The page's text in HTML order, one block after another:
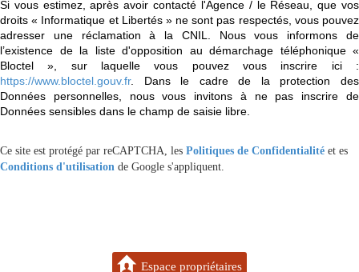
Si vous estimez, après avoir contacté l'Agence / le Réseau, que vos
droits « Informatique et Libertés » ne sont pas respectés, vous pouvez
adresser une réclamation à la CNIL. Nous vous informons de
l’existence de la liste d'opposition au démarchage téléphonique «
Bloctel », sur laquelle vous pouvez vous inscrire ici :
https://www.bloctel.gouv.fr. Dans le cadre de la protection des
Données personnelles, nous vous invitons à ne pas inscrire de
Données sensibles dans le champ de saisie libre.
Ce site est protégé par reCAPTCHA, les Politiques de Confidentialité et es
Conditions d'utilisation de Google s'appliquent.
Espace propriétaires